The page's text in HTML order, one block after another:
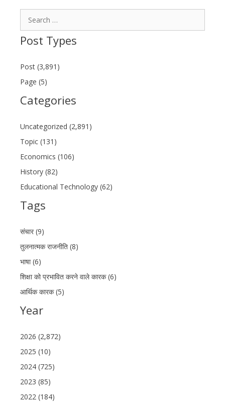
Post Types
Post (3,891)
Page (5)
Categories
Uncategorized (2,891)
Topic (131)
Economics (106)
History (82)
Educational Technology (62)
Tags
संचार (9)
तुलनात्मक राजनीति (8)
भाषा (6)
शिक्षा को प्रभावित करने वाले कारक (6)
आर्थिक कारक (5)
Year
2026 (2,872)
2025 (10)
2024 (725)
2023 (85)
2022 (184)